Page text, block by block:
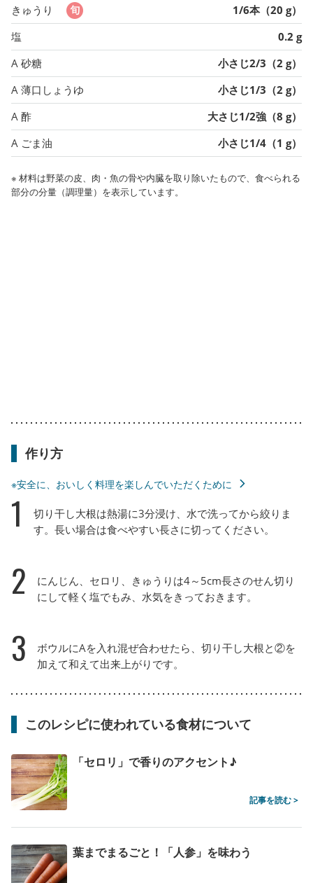
きゅうり
1/6本（20 g）
塩
0.2 g
A 砂糖
小さじ2/3（2 g）
A 薄口しょうゆ
小さじ1/3（2 g）
A 酢
大さじ1/2強（8 g）
A ごま油
小さじ1/4（1 g）
※ 材料は野菜の皮、肉・魚の骨や内臓を取り除いたもので、食べられる
部分の分量（調理量）を表示しています。
作り方
※安全に、おいしく料理を楽しんでいただくために
1
切り干し大根は熱湯に3分浸け、水で洗ってから絞りま
す。長い場合は食べやすい長さに切ってください。
2
にんじん、セロリ、きゅうりは4～5cm長さのせん切り
にして軽く塩でもみ、水気をきっておきます。
3
ボウルにAを入れ混ぜ合わせたら、切り干し大根と②を
加えて和えて出来上がりです。
このレシピに使われている食材について
「セロリ」で香りのアクセント♪
記事を読む >
葉までまるごと！「人参」を味わう